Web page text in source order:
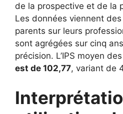
de la prospective et de la
Les données viennent
parents sur leurs
sont agrégées sur cinq
précision. L’IPS moyen
est de 102,77, variant de